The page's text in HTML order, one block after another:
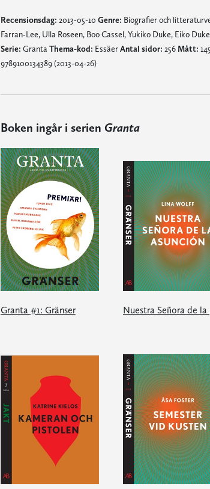
Recensionsdag: 2013-05-10 Genre: Biografier och
Farran-Lee, Ulla Roseen, Boo Cassel, Yukiko Duke, Eiko
Serie: Granta Thema-kod: EssäerAntal sidor: 256 Mått:
9789100134389 (2013-04-26)
Boken ingår i serien Granta
Granta #1: Gränser